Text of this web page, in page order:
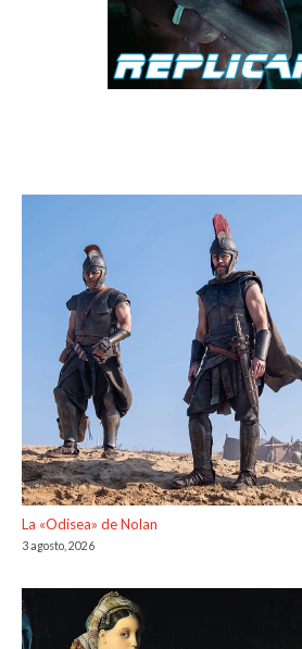
La «Odisea» de Nolan
3 agosto, 2026